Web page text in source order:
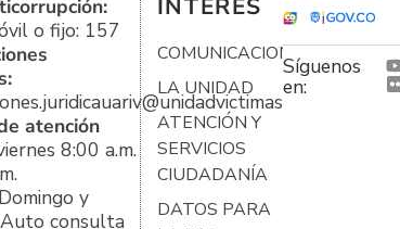
o fijo: 157
atención
8:00 a.m.
y
consulta
INTERÉS
COMUNICACIONES
LA UNIDAD
ATENCIÓN Y
SERVICIOS
CIUDADANÍA
DATOS PARA
Síguenos
en: